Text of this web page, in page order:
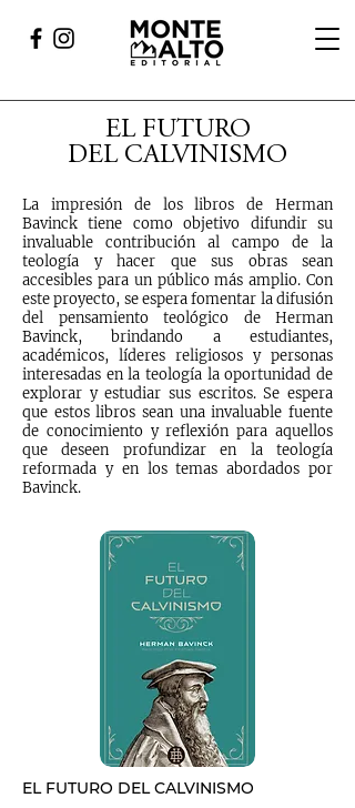
EL FUTURO
DEL CALVINISMO
La impresión de los libros de Herman
Bavinck tiene como objetivo difundir su
invaluable contribución al campo de la
teología y hacer que sus obras sean
accesibles para un público más amplio. Con
este proyecto, se espera fomentar la difusión
del pensamiento teológico de Herman
Bavinck, brindando a estudiantes,
académicos, líderes religiosos y personas
interesadas en la teología la oportunidad de
explorar y estudiar sus escritos. Se espera
que estos libros sean una invaluable fuente
de conocimiento y reflexión para aquellos
que deseen profundizar en la teología
reformada y en los temas abordados por
Bavinck.
EL FUTURO DEL CALVINISMO